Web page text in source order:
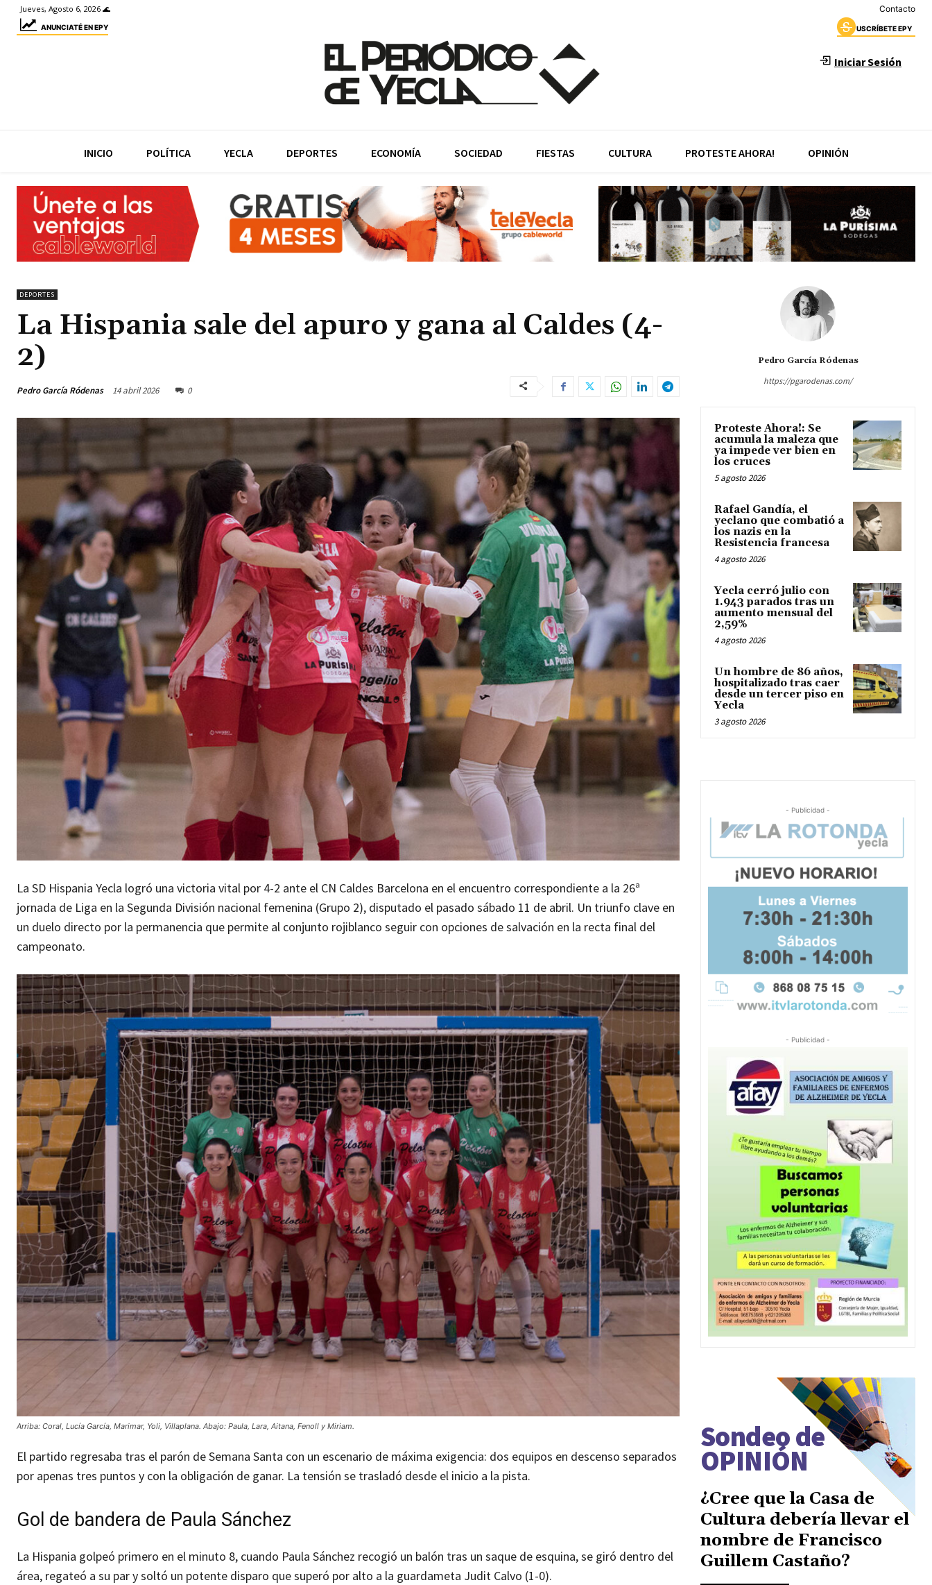
Jueves, Agosto 6, 2026 🌊 Contacto
ANUNCIATÉ EN EPY USCRÍBETE EPY
Iniciar Sesión
INICIO POLÍTICA YECLA DEPORTES ECONOMÍA SOCIEDAD FIESTAS CULTURA PROTESTE AHORA! OPINIÓN
DEPORTES
La Hispania sale del apuro y gana al Caldes (4-
2)
Pedro García Ródenas 14 abril 2026 0
La SD Hispania Yecla logró una victoria vital por 4-2 ante el CN Caldes Barcelona en el encuentro correspondiente a la 26ª
jornada de Liga en la Segunda División nacional femenina (Grupo 2), disputado el pasado sábado 11 de abril. Un triunfo clave en
un duelo directo por la permanencia que permite al conjunto rojiblanco seguir con opciones de salvación en la recta final del
campeonato.
Arriba: Coral, Lucía García, Marimar, Yoli, Villaplana. Abajo: Paula, Lara, Aitana, Fenoll y Miriam.
El partido regresaba tras el parón de Semana Santa con un escenario de máxima exigencia: dos equipos en descenso separados
por apenas tres puntos y con la obligación de ganar. La tensión se trasladó desde el inicio a la pista.
Gol de bandera de Paula Sánchez
La Hispania golpeó primero en el minuto 8, cuando Paula Sánchez recogió un balón tras un saque de esquina, se giró dentro del
área, regateó a su par y soltó un potente disparo que superó por alto a la guardameta Judit Calvo (1-0).
Pedro García Ródenas
https://pgarodenas.com/
Proteste Ahora!: Se
acumula la maleza que
ya impede ver bien en
los cruces
5 agosto 2026
Rafael Gandía, el
yeclano que combatió a
los nazis en la
Resistencia francesa
4 agosto 2026
Yecla cerró julio con
1.943 parados tras un
aumento mensual del
2,59%
4 agosto 2026
Un hombre de 86 años,
hospitalizado tras caer
desde un tercer piso en
Yecla
3 agosto 2026
- Publicidad -
- Publicidad -
Sondeo de
OPINIÓN
¿Cree que la Casa de
Cultura debería llevar el
nombre de Francisco
Guillem Castaño?